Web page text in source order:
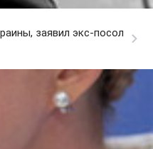
заявил экс-посол